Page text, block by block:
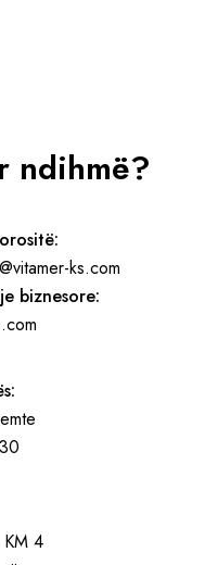
ndihmë?
ks.com
biznesore:
4